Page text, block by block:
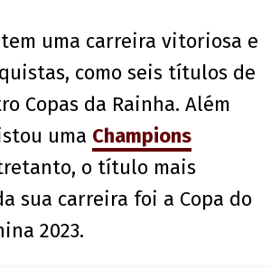
uma carreira vitoriosa e
como seis títulos de
Copas da Rainha. Além
uma Champions
o título mais
sua carreira foi a Copa do
2023.